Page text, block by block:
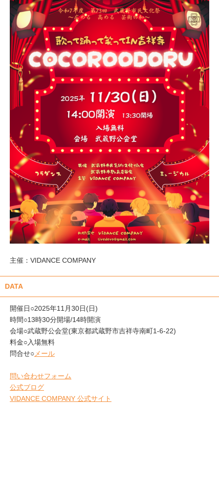
主催：VIDANCE COMPANY
DATA
開催日○2025年11月30日(日)
時間○13時30分開場/14時開演
会場○武蔵野公会堂(東京都武蔵野市吉祥寺南町1-6-22)
料金○入場無料
問合せ○ メール
問い合わせフォーム
公式ブログ
VIDANCE COMPANY 公式サイト